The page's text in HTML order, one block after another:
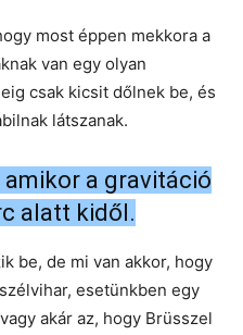
most éppen mekkora a
van egy olyan
csak kicsit dőlnek be, és
látszanak.
a gravitáció
alatt kidől.
be, de mi van akkor, hogy
esetünkben egy
akár az, hogy Brüsszel